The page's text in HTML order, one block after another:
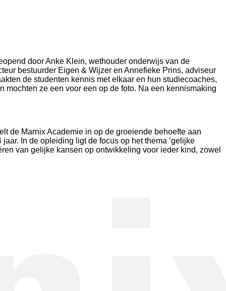
door Anke Klein, wethouder onderwijs van de
bestuurder Eigen & Wijzer en Annefieke Prins, adviseur
de studenten kennis met elkaar en hun studiecoaches,
ze een voor een op de foto. Na een kennismaking
de Marnix Academie in op de groeiende behoefte aan
In de opleiding ligt de focus op het thema ‘gelijke
van gelijke kansen op ontwikkeling voor ieder kind, zowel